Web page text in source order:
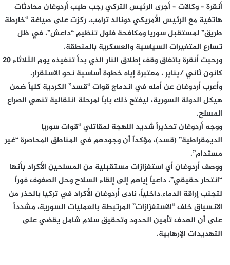
أنقرة – وكالات – أجرى الرئيس التركي رجب طيب أردوغان محادثات
هاتفية مع الرئيس الأمريكي دونالد ترامب، ركزت على صياغة “خارطة
طريق” لمستقبل سوريا ومكافحة فلول تنظيم “داعش”، في ظل
تسارع المتغيرات السياسية والعسكرية بالمنطقة.
ورحبت أنقرة باتفاق وقف إطلاق النار الذي بدأ تنفيذه يوم الثلاثاء 20
كانون ثاني /يناير ، معتبرة إياه خطوة أساسية نحو الاستقرار.
وأعرب أردوغان عن أمله في اندماج قوات “قسد” الكردية كلياً ضمن
هيكل الدولة السورية، ليفتح ذلك باباً لمرحلة انتقالية تنهي الصراع
المسلح.
ووجه أردوغان تحذيراً شديد اللهجة لمقاتلي “قوات سوريا
الديمقراطية” (قسد)، مؤكداً أن وجودهم في المناطق المحاصرة “غير
مستدام”.
ووصف أردوغان أي استفزازات مستقبلية من المسلحين الأكراد بأنها
“انتحار حقيقي”، داعياً إياهم إلى إلقاء السلاح وحل الصفوف فوراً
لتجنب إراقة الدماء.داخلياً، نادى أردوغان الأكراد في تركيا بالحذر من
الانسياق خلف “الاستفزازات” المرتبطة بالعمليات السورية، مشدداً
على أن الهدف تأمين الحدود وتحقيق سلام شامل يقضي على
التهديدات الإرهابية.